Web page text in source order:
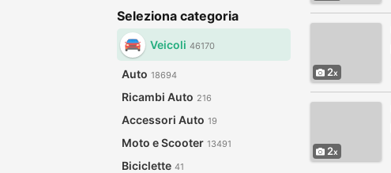
Seleziona categoria
Veicoli 46170
Auto 18694
Ricambi Auto 216
Accessori Auto 19
Moto e Scooter 13491
Biciclette 41
2
2